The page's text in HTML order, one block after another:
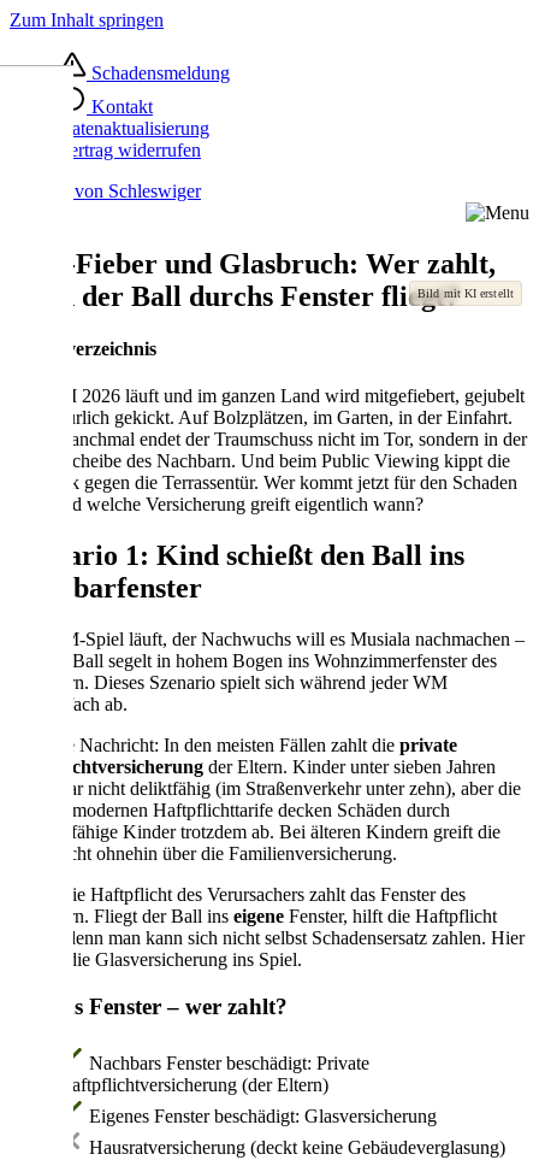
Zum Inhalt springen
Schadensmeldung
Kontakt
Datenaktualisierung
Vertrag widerrufen
WM-Fieber und Glasbruch: Wer zahlt,
wenn der Ball durchs Fenster fliegt?
Inhaltsverzeichnis
Die WM 2026 läuft und im ganzen Land wird mitgefiebert, gejubelt
und natürlich gekickt. Auf Bolzplätzen, im Garten, in der Einfahrt.
Doch manchmal endet der Traumschuss nicht im Tor, sondern in der
Fensterscheibe des Nachbarn. Und beim Public Viewing kippt die
Bierbank gegen die Terrassentür. Wer kommt jetzt für den Schaden
auf – und welche Versicherung greift eigentlich wann?
Szenario 1: Kind schießt den Ball ins
Nachbarfenster
Das WM-Spiel läuft, der Nachwuchs will es Musiala nachmachen –
und der Ball segelt in hohem Bogen ins Wohnzimmerfenster des
Nachbarn. Dieses Szenario spielt sich während jeder WM
tausendfach ab.
Die gute Nachricht: In den meisten Fällen zahlt die private
Haftpflichtversicherung der Eltern. Kinder unter sieben Jahren
sind zwar nicht deliktfähig (im Straßenverkehr unter zehn), aber die
meisten modernen Haftpflichttarife decken Schäden durch
deliktunfähige Kinder trotzdem ab. Bei älteren Kindern greift die
Haftpflicht ohnehin über die Familienversicherung.
Aber: Die Haftpflicht des Verursachers zahlt das Fenster des
Nachbarn. Fliegt der Ball ins eigene Fenster, hilft die Haftpflicht
nicht – denn man kann sich nicht selbst Schadensersatz zahlen. Hier
kommt die Glasversicherung ins Spiel.
Ball ins Fenster – wer zahlt?
Nachbars Fenster beschädigt: Private
Haftpflichtversicherung (der Eltern)
Eigenes Fenster beschädigt: Glasversicherung
Hausratversicherung (deckt keine Gebäudeverglasung)